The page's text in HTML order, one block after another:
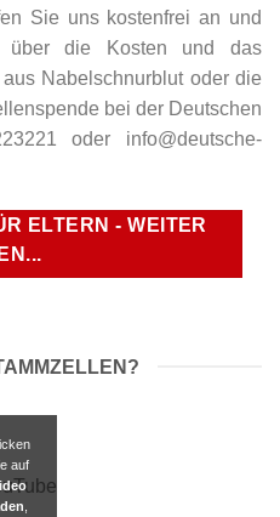
Sie uns kostenfrei an und
über die Kosten und das
Nabelschnurblut oder die
bei der Deutschen
oder info@deutsche-
ELTERN - WEITER
auf